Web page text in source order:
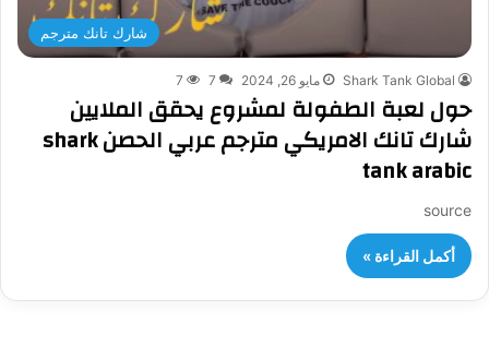
شارك تانك مترجم
Shark Tank Global مايو 26, 2024 7
7
حول لعبة الطفولة لمشروع يحقق الملايين
شارك تانك الامريكي مترجم عربي الحصن shark
tank arabic
source
أكمل القراءة »